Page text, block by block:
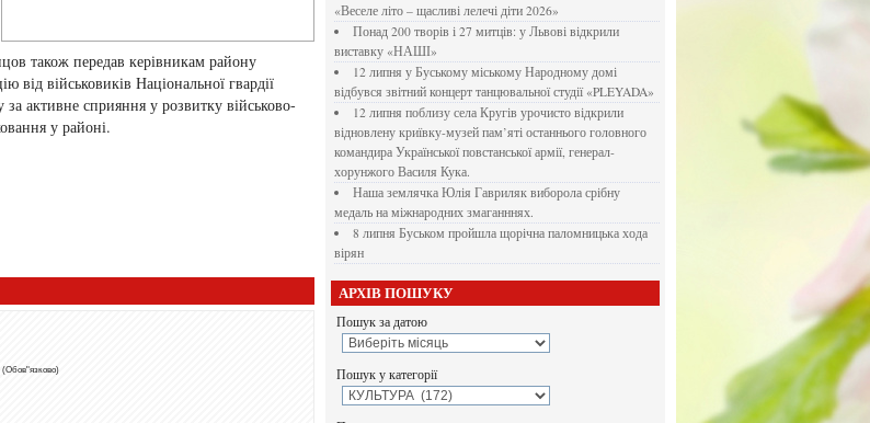
також передав керівникам району
від військовиків Національної гвардії
активне сприяння у розвитку військово-
у районі.
«Веселе літо – щасливі лелечі діти 2026»
Понад 200 творів і 27 митців: у Львові відкрили
виставку «НАШІ»
12 липня у Буському міському Народному домі
відбувся звітний концерт танцювальної студії «PLEYADA»
12 липня поблизу села Кругів урочисто відкрили
відновлену криївку-музей пам’яті останнього головного
командира Української повстанської армії, генерал-
хорунжого Василя Кука.
Наша землячка Юлія Гавриляк виборола срібну
медаль на міжнародних змаганннях.
8 липня Буськом пройшла щорічна паломницька хода
вірян
АРХІВ ПОШУКУ
Пошук за датою
Пошук у категорії